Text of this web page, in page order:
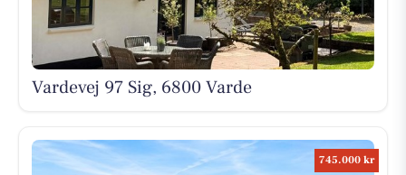
Vardevej 97 Sig, 6800 Varde
745.000 kr